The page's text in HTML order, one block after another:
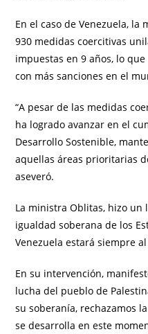
En el caso de Venezuela,
930 medidas coercitivas
impuestas en 9 años, lo
con más sanciones en el
“A pesar de las medidas
ha logrado avanzar en el
Desarrollo Sostenible,
aquellas áreas prioritarias
aseveró.
La ministra Oblitas, hizo un
igualdad soberana de los
Venezuela estará siempre
En su intervención,
lucha del pueblo de
su soberanía, rechazamos
se desarrolla en este